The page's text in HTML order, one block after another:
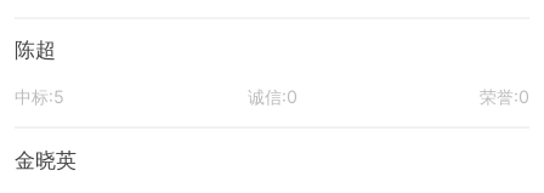
陈超
中标:5 诚信:0 荣誉:0
金晓英